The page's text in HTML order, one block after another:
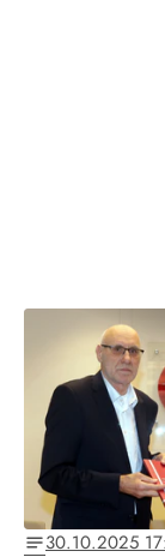
notes30.10.2025